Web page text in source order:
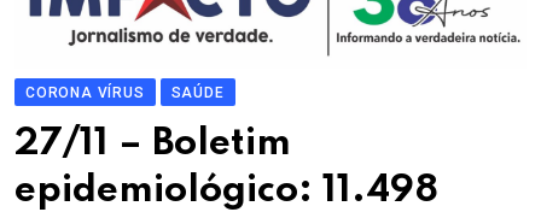
CORONA VÍRUS SAÚDE
27/11 – Boletim
epidemiológico: 11.498